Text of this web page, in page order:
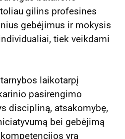
gilins profesines
gebėjimus ir mokysis
tiek veikdami
laikotarpį
pasirengimo
discipliną, atsakomybę,
bei gebėjimą
yra